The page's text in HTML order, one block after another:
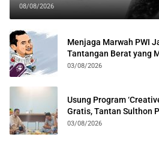
08/08/2026
Menjaga Marwah PWI
Tantangan Berat yang
Lintas Generasi
03/08/2026
Usung Program
Gratis, Tantan Sulthon
Kota Bogor
03/08/2026